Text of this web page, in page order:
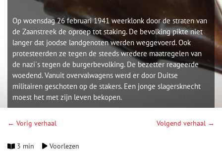
Op woensdag 26 februari 1941 weerklonk door de straten van
de Zaanstreek de oproep tot staking. De bevolking pikte niet
langer dat joodse landgenoten werden weggevoerd. Ook
protesteerden ze tegen de steeds wredere maatregelen van
de nazi´s tegen de burgerbevolking. De bezetter reageerde
woedend. Vanuit overvalwagens werd er door Duitse
militairen geschoten op de stakers. Een jonge slagersknecht
moest het met zijn leven bekopen.
← Vorig verhaal Volgend verhaal →
3 min Voorlezen